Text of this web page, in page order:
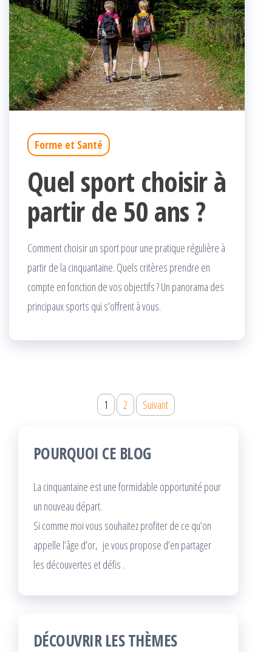
Forme et Santé
Quel sport choisir à
partir de 50 ans ?
Comment choisir un sport pour une pratique régulière à
partir de la cinquantaine. Quels critères prendre en
compte en fonction de vos objectifs ? Un panorama des
principaux sports qui s’offrent à vous.
publications
1 2 Suivant
POURQUOI CE BLOG
La cinquantaine est une formidable opportunité pour
un nouveau départ.
Si comme moi vous souhaitez profiter de ce qu’on
appelle l’âge d’or, je vous propose d’en partager
les découvertes et défis .
DÉCOUVRIR LES THÈMES